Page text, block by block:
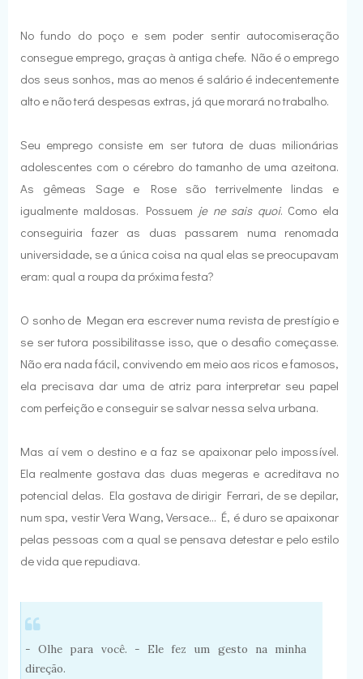
No fundo do poço e sem poder sentir autocomiseração
consegue emprego, graças à antiga chefe. Não é o emprego
dos seus sonhos, mas ao menos é salário é indecentemente
alto e não terá despesas extras, já que morará no trabalho.
Seu emprego consiste em ser tutora de duas milionárias
adolescentes com o cérebro do tamanho de uma azeitona.
As gêmeas Sage e Rose são terrivelmente lindas e
igualmente maldosas. Possuem je ne sais quoi. Como ela
conseguiria fazer as duas passarem numa renomada
universidade, se a única coisa na qual elas se preocupavam
eram: qual a roupa da próxima festa?
O sonho de Megan era escrever numa revista de prestígio e
se ser tutora possibilitasse isso, que o desafio começasse.
Não era nada fácil, convivendo em meio aos ricos e famosos,
ela precisava dar uma de atriz para interpretar seu papel
com perfeição e conseguir se salvar nessa selva urbana.
Mas aí vem o destino e a faz se apaixonar pelo impossível.
Ela realmente gostava das duas megeras e acreditava no
potencial delas. Ela gostava de dirigir Ferrari, de se depilar,
num spa, vestir Vera Wang, Versace... É, é duro se apaixonar
pelas pessoas com a qual se pensava detestar e pelo estilo
de vida que repudiava.
- Olhe para você. - Ele fez um gesto na minha
direção.